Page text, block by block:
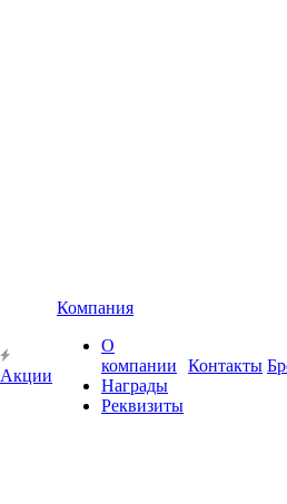
Акции
Компания
О
компании
Награды
Реквизиты
Контакты